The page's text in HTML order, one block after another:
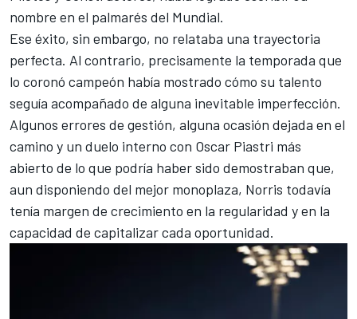
nombre en el palmarés del Mundial.
Ese éxito, sin embargo, no relataba una trayectoria
perfecta. Al contrario, precisamente la temporada que
lo coronó campeón había mostrado cómo su talento
seguía acompañado de alguna inevitable imperfección.
Algunos errores de gestión, alguna ocasión dejada en el
camino y un duelo interno con Oscar Piastri más
abierto de lo que podría haber sido demostraban que,
aun disponiendo del mejor monoplaza, Norris todavía
tenía margen de crecimiento en la regularidad y en la
capacidad de capitalizar cada oportunidad.